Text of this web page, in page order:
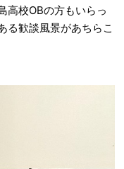
高校OBの方もいらっ
る歓談風景があちらこ